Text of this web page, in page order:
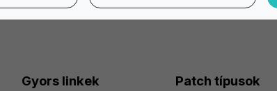
Gyors linkek Patch típusok